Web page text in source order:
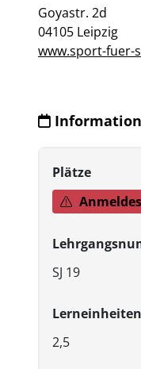
Goyastr. 2d
04105 Leipzig
www.sport-fuer-
Plätze
SJ 19
Lerneinheiten
2,5